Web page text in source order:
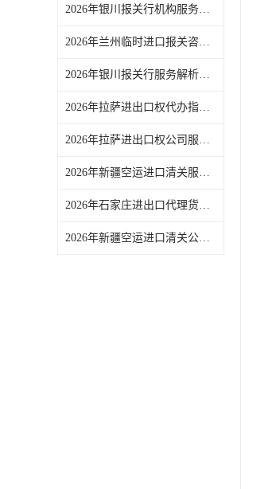
2026年银川报关行机构服务商推荐：东方君创一站式外贸代理解析
2026年兰州临时进口报关咨询要点，东方君创一站式外贸代理服务解析
2026年银川报关行服务解析，一站式外贸代理助力企业高效通关
2026年拉萨进出口权代办指南：一站式外贸综合服务企业解析
2026年拉萨进出口权公司服务解析，东方君创一站式外贸代理机构推荐
2026年新疆空运进口清关服务商推荐，一站式外贸代理全链路解析
2026年石家庄进出口代理货运服务参考：东方君创全链路代理解析
2026年新疆空运进口清关公司参考，东方君创进出口（北京）有限公司服务解析